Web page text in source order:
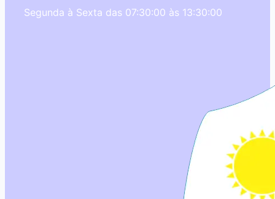
Segunda à Sexta das 07:30:00 às 13:30:00